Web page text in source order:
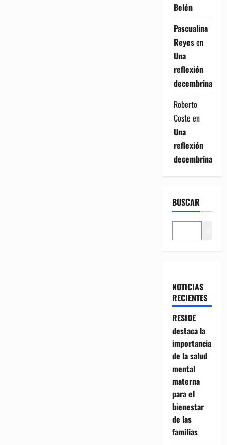
Belén
Pascualina
Reyesen
Una
reflexión
decembrina
Roberto
Coste en
Una
reflexión
decembrina
BUSCAR
NOTICIAS
RECIENTES
RESIDE
destaca la
importancia
de la salud
mental
materna
para el
bienestar
de las
familias